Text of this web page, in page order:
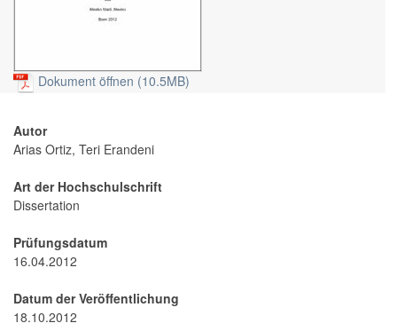
Dokument öffnen (10.5MB)
Autor
Arias Ortiz, Teri Erandeni
Art der Hochschulschrift
Dissertation
Prüfungsdatum
16.04.2012
Datum der Veröffentlichung
18.10.2012